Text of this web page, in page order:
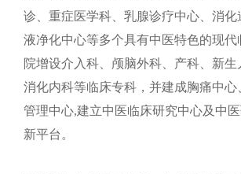
诊、重症医学科、乳腺诊疗中心、消化
液净化中心等多个具有中医特色的现
院增设介入科、颅脑外科、产科、新生
消化内科等临床专科，并建成胸痛中心
管理中心,建立中医临床研究中心及中
新平台。